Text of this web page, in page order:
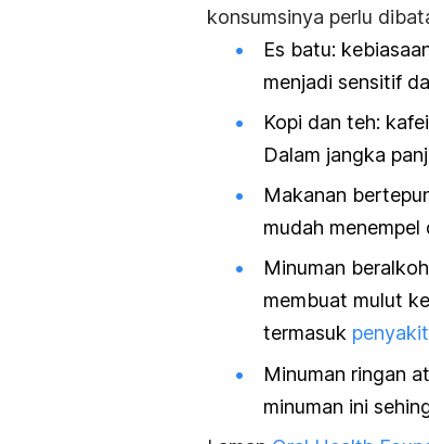
konsumsinya perlu
Es batu:
menjadi sensitif
Kopi dan teh: k
Dalam jangka
Makanan
mudah
Minuman
membuat mulut
termasuk
Minuman ringan
minuman ini